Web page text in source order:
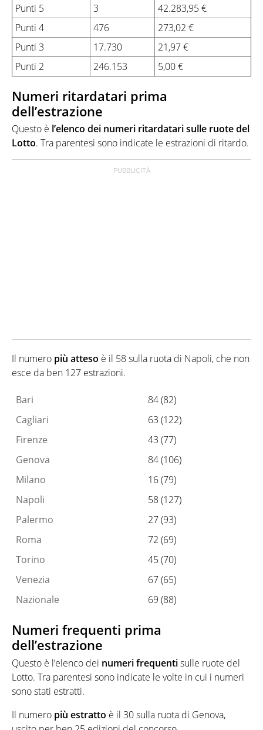
Punti 5 3
42.283,95 €
Punti 4
476
273,02 €
Punti 3
17.730
21,97 €
Punti 2
246.153 5,00 €
Numeri ritardatari prima
dell’estrazione
Questo è l’elenco dei numeri ritardatari sulle ruote del
Lotto. Tra parentesi sono indicate le estrazioni di ritardo.
Il numero più atteso è il 58 sulla ruota di Napoli, che non
esce da ben 127 estrazioni.
Bari
84 (82)
Cagliari
63 (122)
Firenze
43 (77)
Genova
84 (106)
Milano
16 (79)
Napoli
58 (127)
Palermo
27 (93)
Roma
72 (69)
Torino
45 (70)
Venezia
67 (65)
Nazionale
69 (88)
Numeri frequenti prima
dell’estrazione
Questo è l’elenco dei numeri frequentisulle ruote del
Lotto. Tra parentesi sono indicate le volte in cui i numeri
sono stati estratti.
Il numero più estratto è il 30 sulla ruota di Genova,